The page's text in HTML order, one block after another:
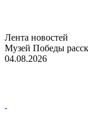
Лента новостей
Музей Победы
04.08.2026